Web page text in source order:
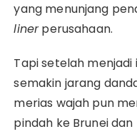
yang menunjang
linerperusahaan.
Tapi setelah menjadi
semakin jarang
merias wajah pun
pindah ke Brunei